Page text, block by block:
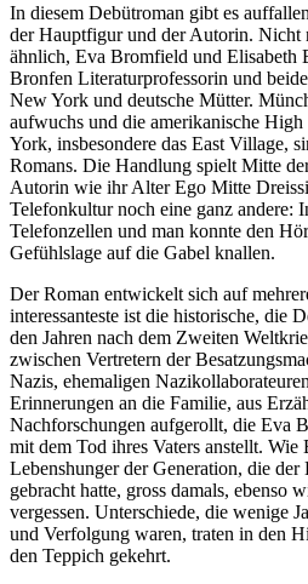
In diesem Debütroman gibt es
der Hauptfigur und der Autorin. Nicht
ähnlich, Eva Bromfield und Elisabeth
Bronfen Literaturprofessorin und
New York und deutsche Mütter.
aufwuchs und die amerikanische
York, insbesondere das East Village,
Romans. Die Handlung spielt Mitte
Autorin wie ihr Alter Ego Mitte
Telefonkultur noch eine ganz andere:
Telefonzellen und man konnte den
Gefühlslage auf die Gabel knallen.
Der Roman entwickelt sich auf
interessanteste ist die historische, die
den Jahren nach dem Zweiten
zwischen Vertretern der
Nazis, ehemaligen
Erinnerungen an die Familie, aus
Nachforschungen aufgerollt, die Eva
mit dem Tod ihres Vaters anstellt.
Lebenshunger der Generation, die
gebracht hatte, gross damals, ebenso
vergessen. Unterschiede, die wenige
und Verfolgung waren, traten in den
den Teppich gekehrt.